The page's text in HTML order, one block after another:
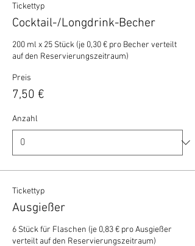
Tickettyp
Cocktail-/Longdrink-Becher
200 ml x 25 Stück (je 0,30 € pro Becher verteilt
auf den Reservierungszeitraum)
Preis
7,50 €
Anzahl
Tickettyp
Ausgießer
6 Stück für Flaschen (je 0,83 € pro Ausgießer
verteilt auf den Reservierungszeitraum)